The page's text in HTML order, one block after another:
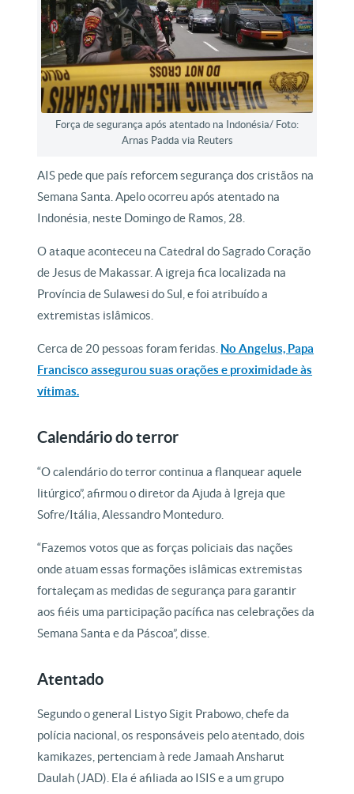
Força de segurança após atentado na Indonésia/ Foto:
Arnas Padda via Reuters
AIS pede que país reforcem segurança dos cristãos na
Semana Santa. Apelo ocorreu após atentado na
Indonésia, neste Domingo de Ramos, 28.
O ataque aconteceu na Catedral do Sagrado Coração
de Jesus de Makassar. A igreja fica localizada na
Província de Sulawesi do Sul, e foi atribuído a
extremistas islâmicos.
Cerca de 20 pessoas foram feridas. No Angelus, Papa
Francisco assegurou suas orações e proximidade às
vítimas.
Calendário do terror
“O calendário do terror continua a flanquear aquele
litúrgico”, afirmou o diretor da Ajuda à Igreja que
Sofre/Itália, Alessandro Monteduro.
“Fazemos votos que as forças policiais das nações
onde atuam essas formações islâmicas extremistas
fortaleçam as medidas de segurança para garantir
aos fiéis uma participação pacífica nas celebrações da
Semana Santa e da Páscoa”, disse.
Atentado
Segundo o general Listyo Sigit Prabowo, chefe da
polícia nacional, os responsáveis pelo atentado, dois
kamikazes, pertenciam à rede Jamaah Ansharut
Daulah (JAD). Ela é afiliada ao ISIS e a um grupo